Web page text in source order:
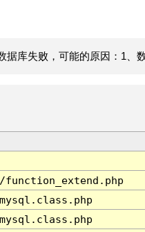
据库失败，可能的原因：1、